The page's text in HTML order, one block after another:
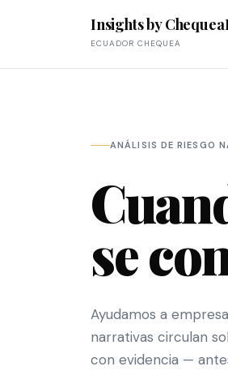
Insights by
ECUADOR CHEQUEA
ANÁLISIS DE RIESGO
se
Ayudamos a
narrativas circulan
con evidencia —